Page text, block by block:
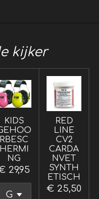
kijker
KIDS
RBESC
HERMI
NG
29,95
RED
LINE
CV2
CARDA
NVET
SYNTH
ETISCH
€ 25,50